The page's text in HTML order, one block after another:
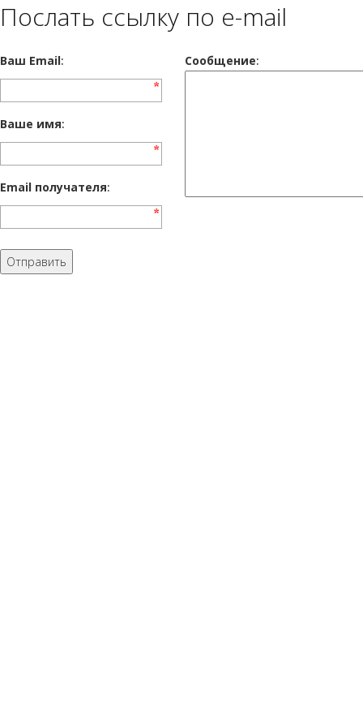
Послать ссылку по e-mail
Ваш Email: Cообщение:
Ваше имя:
Email получателя: